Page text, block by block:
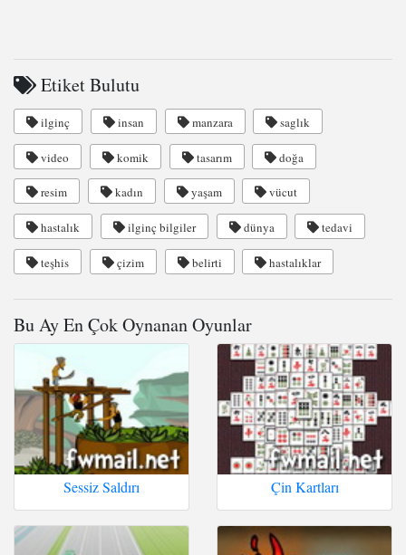
Etiket Bulutu
ilginç insan manzara saglık
video komik tasarım doğa
resim kadın yaşam vücut
hastalık ilginç bilgiler dünya tedavi
teşhis çizim belirti hastalıklar
Bu Ay En Çok Oynanan Oyunlar
Sessiz Saldırı Çin Kartları